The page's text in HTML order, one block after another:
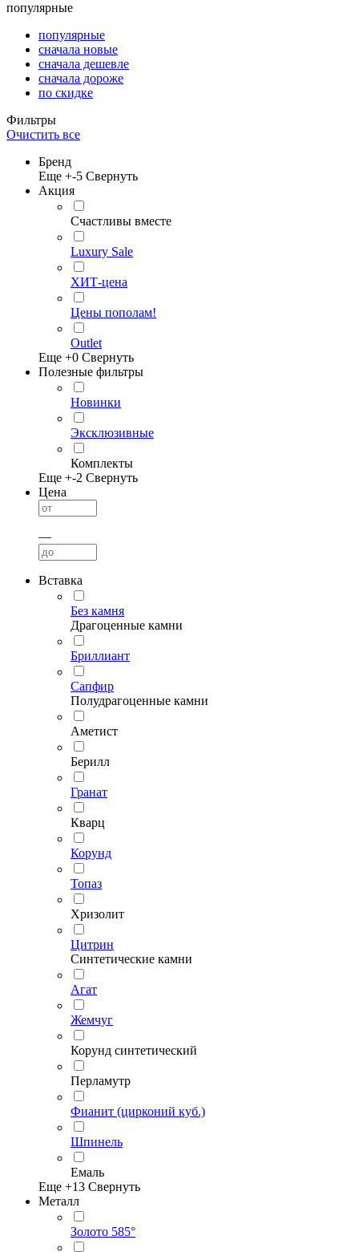
популярные
популярные
сначала новые
сначала дешевле
сначала дороже
по скидке
Фильтры
Очистить все
Бренд
Еще +-5 Свернуть
Акция
Счастливы вместе
Luxury Sale
ХИТ-цена
Цены пополам!
Outlet
Еще +0 Свернуть
Полезные фильтры
Новинки
Эксклюзивные
Комплекты
Еще +-2 Свернуть
Цена
—
Вставка
Без камня
Драгоценные камни
Бриллиант
Сапфир
Полудрагоценные камни
Аметист
Берилл
Гранат
Кварц
Корунд
Топаз
Хризолит
Цитрин
Синтетические камни
Агат
Жемчуг
Корунд синтетический
Перламутр
Фианит (цирконий куб.)
Шпинель
Емаль
Еще +13 Свернуть
Металл
Золото 585°